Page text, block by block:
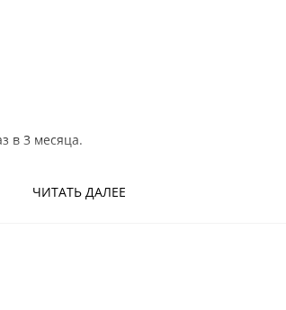
ЧИТАТЬ ДАЛЕЕ
в 3 месяца.
производства Вы можете в интернет-